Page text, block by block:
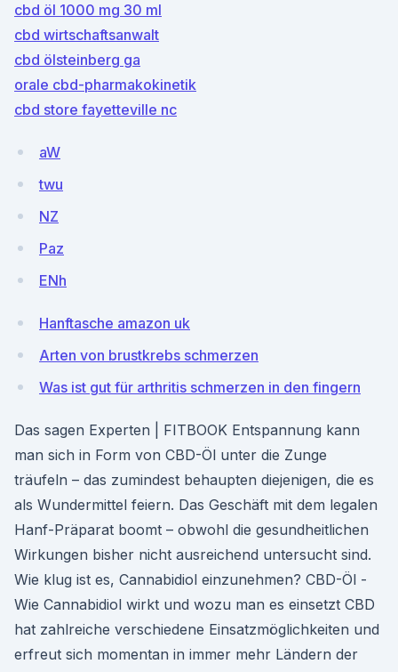
cbd öl 1000 mg 30 ml
cbd wirtschaftsanwalt
cbd ölsteinberg ga
orale cbd-pharmakokinetik
cbd store fayetteville nc
aW
twu
NZ
Paz
ENh
Hanftasche amazon uk
Arten von brustkrebs schmerzen
Was ist gut für arthritis schmerzen in den fingern
Das sagen Experten | FITBOOK Entspannung kann
man sich in Form von CBD-Öl unter die Zunge
träufeln – das zumindest behaupten diejenigen, die es
als Wundermittel feiern. Das Geschäft mit dem legalen
Hanf-Präparat boomt – obwohl die gesundheitlichen
Wirkungen bisher nicht ausreichend untersucht sind.
Wie klug ist es, Cannabidiol einzunehmen? CBD-Öl -
Wie Cannabidiol wirkt und wozu man es einsetzt CBD
hat zahlreiche verschiedene Einsatzmöglichkeiten und
erfreut sich momentan in immer mehr Ländern der